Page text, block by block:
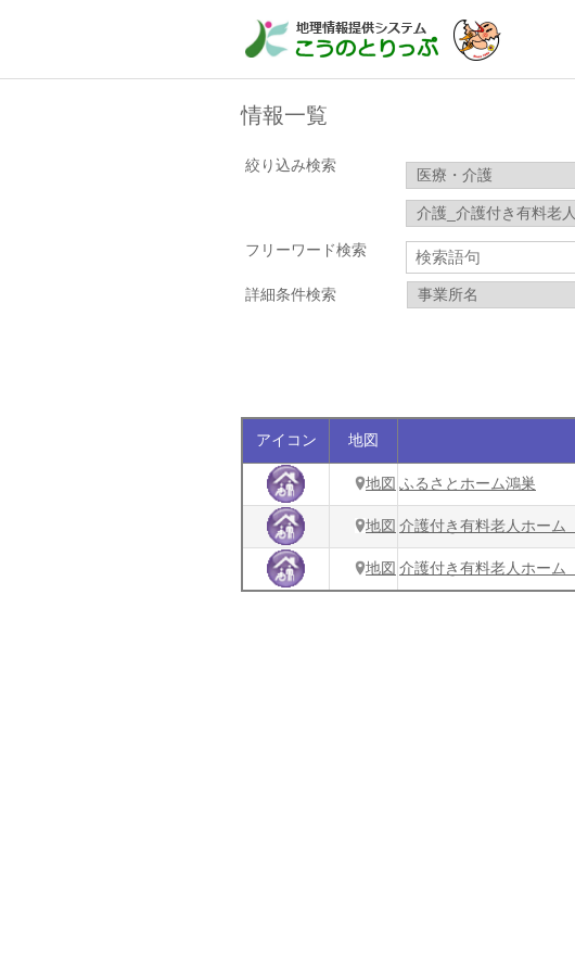
情報一覧
絞り込み検索
フリーワード検索
詳細条件検索
アイコン
地図
地図 ふるさとホーム鴻巣
地図 介護付き有料老人ホー
地図 介護付き有料老人ホー